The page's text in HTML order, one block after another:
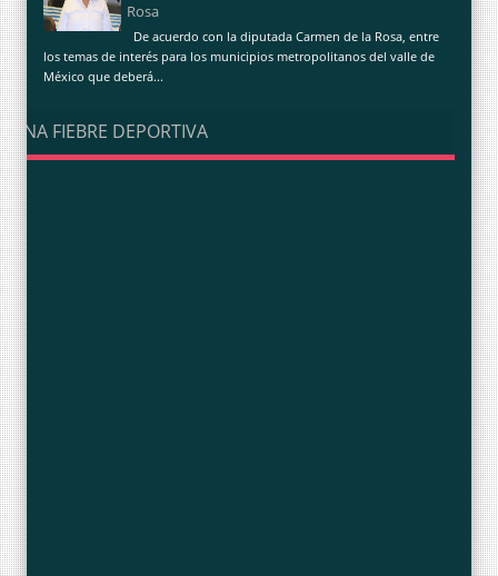
Rosa
De acuerdo con la diputada Carmen de la Rosa, entre
los temas de interés para los municipios metropolitanos del valle de
México que deberá...
UNA FIEBRE DEPORTIVA